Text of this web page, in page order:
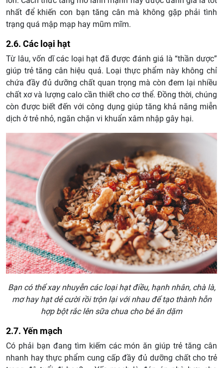
nhất để khiến con bạn tăng cân mà không gặp phải tình
trạng quá mập mạp hay mũm mĩm.
2.6. Các loại hạt
Từ lâu, vốn dĩ các loại hạt đã được đánh giá là “thần dược”
giúp trẻ tăng cân hiệu quả. Loại thực phẩm này không chỉ
chứa đầy đủ dưỡng chất quan trọng mà còn đem lại nhiều
chất xơ và lượng calo cần thiết cho cơ thể. Đồng thời, chúng
còn được biết đến với công dụng giúp tăng khả năng miễn
dịch ở trẻ nhỏ, ngăn chặn vi khuẩn xâm nhập gây hại.
Bạn có thể xay nhuyễn các loại hạt điều, hạnh nhân, chà là,
mơ hay hạt dẻ cười rồi trộn lại với nhau để tạo thành hỗn
hợp bột rắc lên sữa chua cho bé ăn dặm
2.7. Yến mạch
Có phải bạn đang tìm kiếm các món ăn giúp trẻ tăng cân
nhanh hay thực phẩm cung cấp đầy đủ dưỡng chất cho trẻ